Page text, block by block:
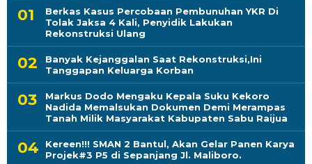
Berkas Kasus Percobaan Pembunuhan YKR Di
Tolak Jaksa 4 Kali, Penyidik Lakukan
Rekonstruksi Ulang
Banyak Kejanggalan Saat Rekonstruksi,Ini
Tanggapan Keluarga Korban
Markus Dodo Mengaku Kepala Suku Kekoro
Nadida Memalsukan Dokumen Demi Merampas
Tanah Milik Masyarakat Kabupaten Sabu Raijua
Kereen!!! SMAN 2 Bantul, Akan Gelar Panen Karya
Projek#3 P5 di Sepanjang Jl. Maliboro.